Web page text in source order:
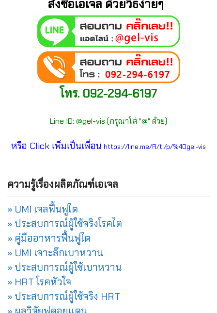
สั่งซื้อเอเจล ด้วยวิธีง่ายๆ
โทร. 092-294-6197
Line ID: @gel-vis (กรุณาใส่ "@" ด้วย)
หรือ Click เพิ่มเป็นเพื่อน https://line.me/R/ti/p/%40gel-vis
ความรู้เรื่องผลิตภัณฑ์เอเจล
» UMI เจลฟื้นฟูไต
» ประสบการณ์ผู้ใช้จริงโรคไต
» คู่มืออาหารฟื้นฟูไต
» UMI เจาะลึกเบาหวาน
» ประสบการณ์ผู้ใช้เบาหวาน
» HRT โรคหัวใจ
» ประสบการณ์ผู้ใช้จริง HRT